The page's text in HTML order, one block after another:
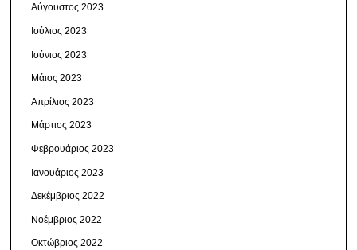
Αύγουστος 2023
Ιούλιος 2023
Ιούνιος 2023
Μάιος 2023
Απρίλιος 2023
Μάρτιος 2023
Φεβρουάριος 2023
Ιανουάριος 2023
Δεκέμβριος 2022
Νοέμβριος 2022
Οκτώβριος 2022